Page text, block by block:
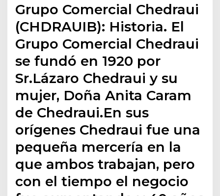
Grupo Comercial Chedraui
(CHDRAUIB): Historia. El
Grupo Comercial Chedraui
se fundó en 1920 por
Sr.Lázaro Chedraui y su
mujer, Doña Anita Caram
de Chedraui.En sus
orígenes Chedraui fue una
pequeña mercería en la
que ambos trabajan, pero
con el tiempo el negocio